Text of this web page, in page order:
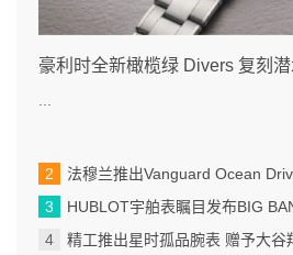
豪利时全新橄榄绿 Divers 复刻
法穆兰推出Vanguard Ocean
HUBLOT宇舶表瞩目发布BIG
精工推出星时孤品腕表 赠予大谷